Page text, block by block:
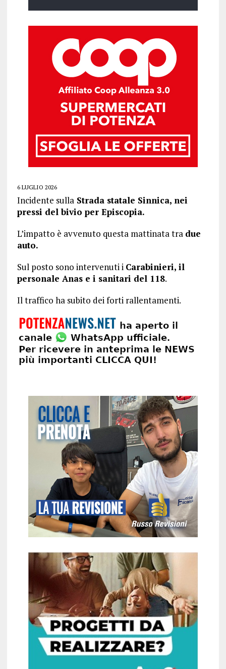
6 LUGLIO 2026
Incidente sullaStrada statale Sinnica, nei
pressi del bivio per Episcopia.
L’impatto è avvenuto questa mattinata tra due
auto.
Sul posto sono intervenuti i Carabinieri, il
personale Anas e i sanitari del 118.
Il traffico ha subito dei forti rallentamenti.